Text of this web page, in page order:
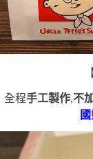
全程手工製作,不
國